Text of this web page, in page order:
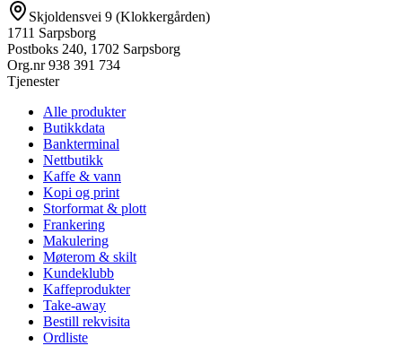
Skjoldensvei 9 (Klokkergården)
1711 Sarpsborg
Postboks 240, 1702 Sarpsborg
Org.nr938 391 734
Tjenester
Alle produkter
Butikkdata
Bankterminal
Nettbutikk
Kaffe & vann
Kopi og print
Storformat & plott
Frankering
Makulering
Møterom & skilt
Kundeklubb
Kaffeprodukter
Take-away
Bestill rekvisita
Ordliste